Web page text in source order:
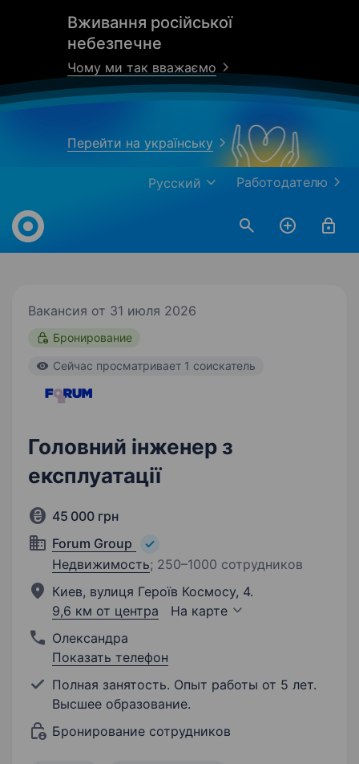
Вживання російської
небезпечне
Чому ми так вважаємо
Перейти на українську
Работодателю
Русский
Work.ua
Вакансия от 31 июля 2026
Бронирование
Cейчас просматривает 1 соискатель
Головний інженер з
експлуатації
45 000 грн
Forum Group
Недвижимость; 250–1000 сотрудников
Киев, вулиця Героїв Космосу, 4.
9,6 км от центра
На карте
Олександра
Показать телефон
Полная занятость. Опыт работы от 5 лет.
Высшее образование.
Бронирование сотрудников